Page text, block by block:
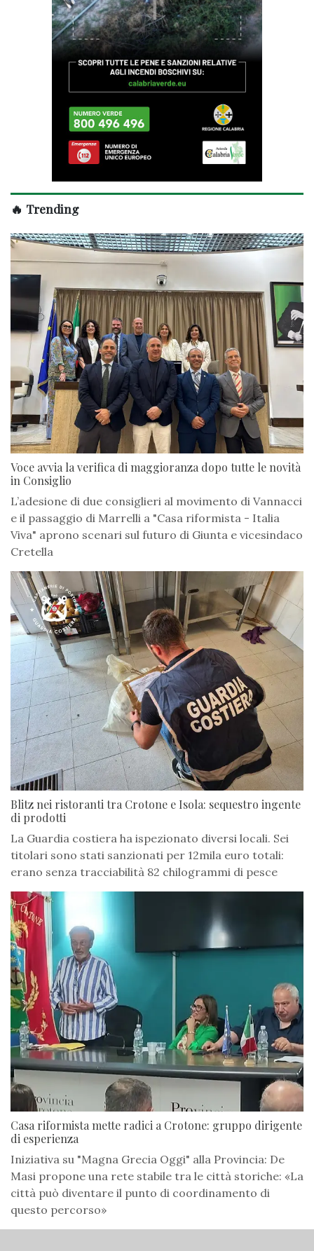
🔥 Trending
Voce avvia la verifica di maggioranza dopo tutte le novità
in Consiglio
L’adesione di due consiglieri al movimento di Vannacci
e il passaggio di Marrelli a "Casa riformista - Italia
Viva" aprono scenari sul futuro di Giunta e vicesindaco
Cretella
Blitz nei ristoranti tra Crotone e Isola: sequestro ingente
di prodotti
La Guardia costiera ha ispezionato diversi locali. Sei
titolari sono stati sanzionati per 12mila euro totali:
erano senza tracciabilità 82 chilogrammi di pesce
Casa riformista mette radici a Crotone: gruppo dirigente
di esperienza
Iniziativa su "Magna Grecia Oggi" alla Provincia: De
Masi propone una rete stabile tra le città storiche: «La
città può diventare il punto di coordinamento di
questo percorso»